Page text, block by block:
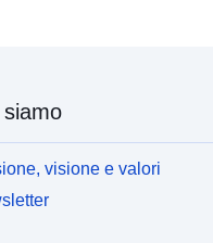
siamo
visione e valori